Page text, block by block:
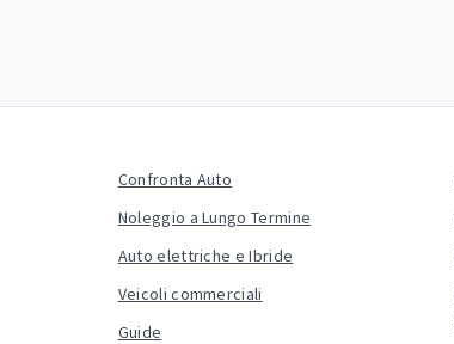
Confronta Auto
Noleggio a Lungo Termine
Auto elettriche e Ibride
Veicoli commerciali
Guide